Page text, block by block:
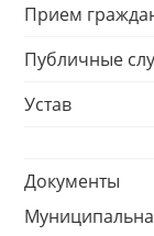
Прием
Публичные
Устав
Документы